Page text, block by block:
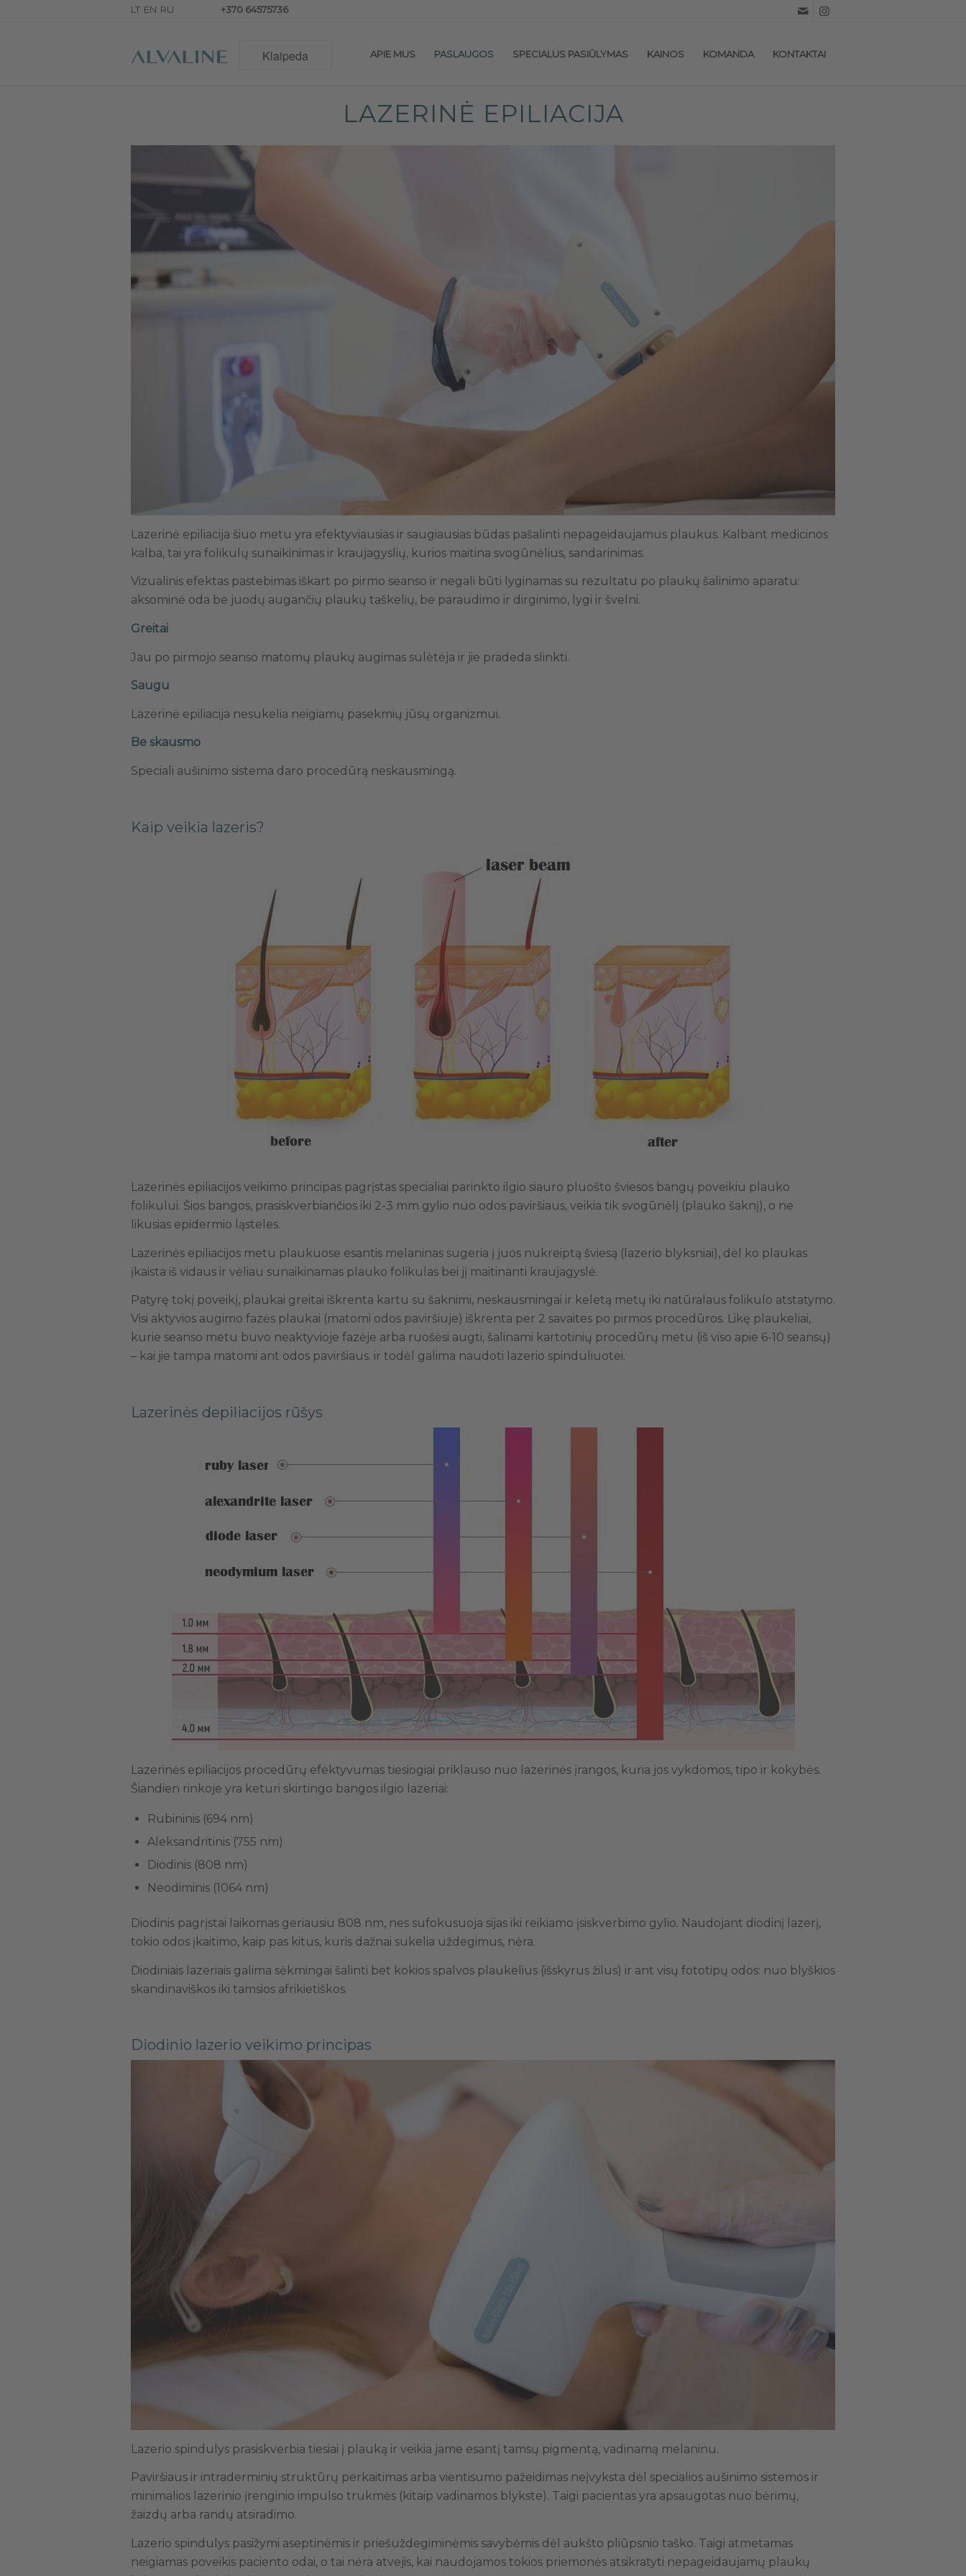
+370 64575736
APIE MUS PASLAUGOS SPECIALUS PASIŪLYMAS KAINOS KOMANDA KONTAKTAI
LAZERINĖ EPILIACIJA
Lazerinė epiliacija šiuo metu yra efektyviausias ir saugiausias būdas pašalinti nepageidaujamus plaukus. Kalbant medicinos
kalba, tai yra folikulų sunaikinimas ir kraujagyslių, kurios maitina svogūnėlius, sandarinimas.
Vizualinis efektas pastebimas iškart po pirmo seanso ir negali būti lyginamas su rezultatu po plaukų šalinimo aparatu:
aksominė oda be juodų augančių plaukų taškelių, be paraudimo ir dirginimo, lygi ir švelni.
Greitai
Jau po pirmojo seanso matomų plaukų augimas sulėtėja ir jie pradeda slinkti.
Saugu
Lazerinė epiliacija nesukelia neigiamų pasekmių jūsų organizmui.
Be skausmo
Speciali aušinimo sistema daro procedūrą neskausmingą.
Kaip veikia lazeris?
Lazerinės epiliacijos veikimo principas pagrįstas specialiai parinkto ilgio siauro pluošto šviesos bangų poveikiu plauko
folikului. Šios bangos, prasiskverbiančios iki 2-3 mm gylio nuo odos paviršiaus, veikia tik svogūnėlį (plauko šaknį), o ne
likusias epidermio ląsteles.
Lazerinės epiliacijos metu plaukuose esantis melaninas sugeria į juos nukreiptą šviesą (lazerio blyksniai), dėl ko plaukas
įkaista iš vidaus ir vėliau sunaikinamas plauko folikulas bei jį maitinanti kraujagyslė.
Patyrę tokį poveikį, plaukai greitai iškrenta kartu su šaknimi, neskausmingai ir keletą metų iki natūralaus folikulo atstatymo.
Visi aktyvios augimo fazės plaukai (matomi odos paviršiuje) iškrenta per 2 savaites po pirmos procedūros. Likę plaukeliai,
kurie seanso metu buvo neaktyvioje fazėje arba ruošėsi augti, šalinami kartotinių procedūrų metu (iš viso apie 6-10 seansų)
– kai jie tampa matomi ant odos paviršiaus. ir todėl galima naudoti lazerio spinduliuotei.
Lazerinės depiliacijos rūšys
Lazerinės epiliacijos procedūrų efektyvumas tiesiogiai priklauso nuo lazerinės įrangos, kuria jos vykdomos, tipo ir kokybės.
Šiandien rinkoje yra keturi skirtingo bangos ilgio lazeriai:
Rubininis (694 nm)
Aleksandritinis (755 nm)
Diodinis (808 nm)
Neodiminis (1064 nm)
Diodinis pagrįstai laikomas geriausiu 808 nm, nes sufokusuoja sijas iki reikiamo įsiskverbimo gylio. Naudojant diodinį lazerį,
tokio odos įkaitimo, kaip pas kitus, kuris dažnai sukelia uždegimus, nėra.
Diodiniais lazeriais galima sėkmingai šalinti bet kokios spalvos plaukelius (išskyrus žilus) ir ant visų fototipų odos: nuo blyškios
skandinaviškos iki tamsios afrikietiškos.
Diodinio lazerio veikimo principas
Lazerio spindulys prasiskverbia tiesiai į plauką ir veikia jame esantį tamsų pigmentą, vadinamą melaninu.
Paviršiaus ir intraderminių struktūrų perkaitimas arba vientisumo pažeidimas neįvyksta dėl specialios aušinimo sistemos ir
minimalios lazerinio įrenginio impulso trukmės (kitaip vadinamos blykste). Taigi pacientas yra apsaugotas nuo bėrimų,
žaizdų arba randų atsiradimo.
Lazerio spindulys pasižymi aseptinėmis ir priešuždegiminėmis savybėmis dėl aukšto pliūpsnio taško. Taigi atmetamas
neigiamas poveikis paciento odai, o tai nėra atvejis, kai naudojamos tokios priemonės atsikratyti nepageidaujamų plaukų